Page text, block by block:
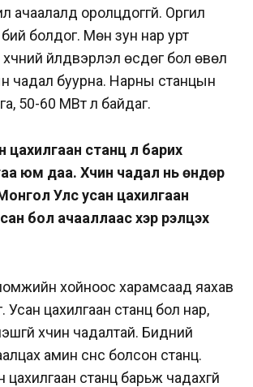
ачаалалд оролцдоггүй. Оргил
болдог. Мөн зун нар урт
үйлдвэрлэл өсдөг бол өвөл
чадал буурна. Нарны станцын
50-60 МВт л байдаг.
цахилгаан станц л барих
юм даа. Хүчин чадал нь өндөр
Монгол Улс усан цахилгаан
бол ачааллаас хэр үүрэлцэх
хойноос харамсаад яахав
Усан цахилгаан станц бол нар,
хүчин чадалтай. Бидний
амин сүнс болсон станц.
цахилгаан станц барьж чадахгүй